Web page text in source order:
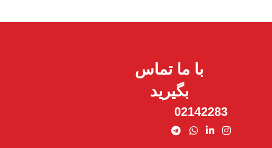
با ما تماس
بگیرید
02142283